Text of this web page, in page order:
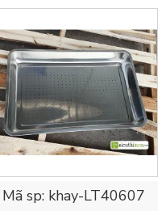
Mã sp: khay-LT40607